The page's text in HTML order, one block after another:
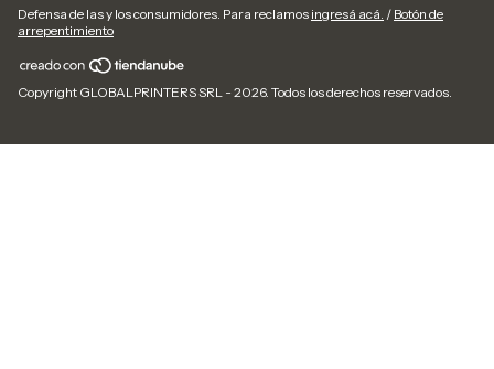
Defensa de las y los consumidores. Para reclamos ingresá acá. / Botón de
arrepentimiento
Copyright GLOBALPRINTERS SRL - 2026. Todos los derechos reservados.